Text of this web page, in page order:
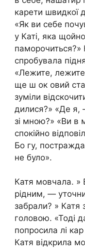
карети швидкої
«Як ви себе
у Каті, яка
паморочиться?»
спробувала
«Лежите,
ще ш ок овий
зуміли
дилися?» «Де
зі мною?» «Ви в
спокійно
Бо гу,
не було».
Катя мовчала. »
рідним, —
забрали? » Катя
головою. «Тоді
попросила лі
Катя відкрила